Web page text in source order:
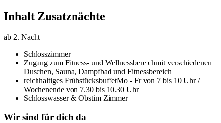
Inhalt Zusatznächte
ab 2. Nacht
Schlosszimmer
Zugang zum Fitness- und Wellnessbereichmit verschiedenen
Duschen, Sauna, Dampfbad und Fitnessbereich
reichhaltiges FrühstücksbuffetMo - Fr von 7 bis 10 Uhr /
Wochenende von 7.30 bis 10.30 Uhr
Schlosswasser & Obstim Zimmer
Wir sind für dich da